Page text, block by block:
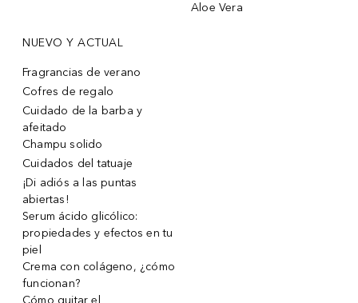
Aloe Vera
NUEVO Y ACTUAL
Fragrancias de verano
Cofres de regalo
Cuidado de la barba y
afeitado
Champu solido
Cuidados del tatuaje
¡Di adiós a las puntas
abiertas!
Serum ácido glicólico:
propiedades y efectos en tu
piel
Crema con colágeno, ¿cómo
funcionan?
Cómo quitar el